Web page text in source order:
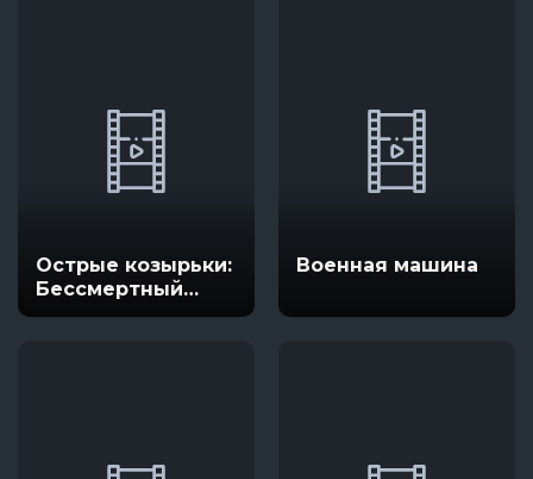
Острые козырьки:
Бессмертный
человек
Военная машина